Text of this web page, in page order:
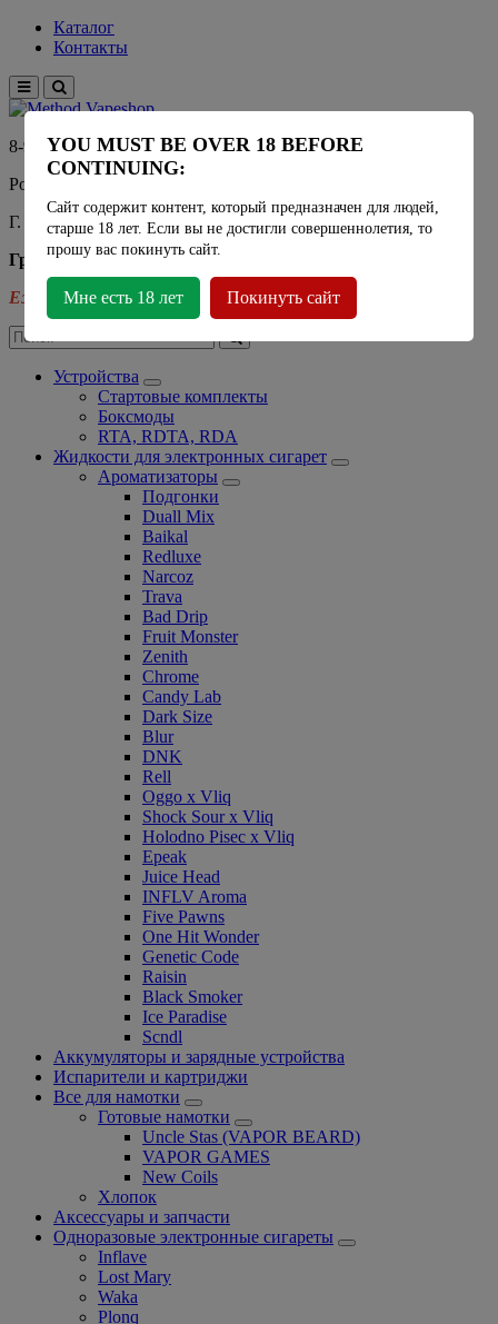
Каталог
Контакты
8-915-450-21-92
Розничный магазин Method Vapeshop
Г. Москва, улица Южнобутовская 36
График работы
Ежедневно - 11:00 - 21:00
Устройства
Стартовые комплекты
Боксмоды
RTA, RDTA, RDA
Жидкости для электронных сигарет
Ароматизаторы
Подгонки
Duall Mix
Baikal
Redluxe
Narcoz
Trava
Bad Drip
Fruit Monster
Zenith
Chrome
Candy Lab
Dark Size
Blur
DNK
Rell
Oggo x Vliq
Shock Sour x Vliq
Holodno Pisec x Vliq
Epeak
Juice Head
INFLV Aroma
Five Pawns
One Hit Wonder
Genetic Code
Raisin
Black Smoker
Ice Paradise
Scndl
Аккумуляторы и зарядные устройства
Испарители и картриджи
Все для намотки
Готовые намотки
Uncle Stas (VAPOR BEARD)
VAPOR GAMES
New Coils
Хлопок
Аксессуары и запчасти
Одноразовые электронные сигареты
Inflave
Lost Mary
Waka
Plonq
YOU MUST BE OVER 18 BEFORE
CONTINUING:
Сайт содержит контент, который предназначен для людей,
старше 18 лет. Если вы не достигли совершеннолетия, то
прошу вас покинуть сайт.
Мне есть 18 лет Покинуть сайт